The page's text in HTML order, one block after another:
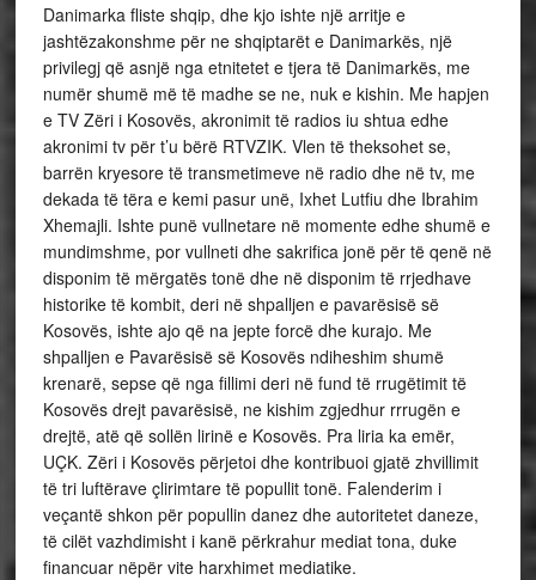
Danimarka fliste shqip, dhe kjo ishte një arritje e
jashtëzakonshme për ne shqiptarët e Danimarkës, një
privilegj që asnjë nga etnitetet e tjera të Danimarkës, me
numër shumë më të madhe se ne, nuk e kishin. Me hapjen
e TV Zëri i Kosovës, akronimit të radios iu shtua edhe
akronimi tv për t’u bërë RTVZIK. Vlen të theksohet se,
barrën kryesore të transmetimeve në radio dhe në tv, me
dekada të tëra e kemi pasur unë, Ixhet Lutfiu dhe Ibrahim
Xhemajli. Ishte punë vullnetare në momente edhe shumë e
mundimshme, por vullneti dhe sakrifica jonë për të qenë në
disponim të mërgatës tonë dhe në disponim të rrjedhave
historike të kombit, deri në shpalljen e pavarësisë së
Kosovës, ishte ajo që na jepte forcë dhe kurajo. Me
shpalljen e Pavarësisë së Kosovës ndiheshim shumë
krenarë, sepse që nga fillimi deri në fund të rrugëtimit të
Kosovës drejt pavarësisë, ne kishim zgjedhur rrrugën e
drejtë, atë që sollën lirinë e Kosovës. Pra liria ka emër,
UÇK. Zëri i Kosovës përjetoi dhe kontribuoi gjatë zhvillimit
të tri luftërave çlirimtare të popullit tonë. Falenderim i
veçantë shkon për popullin danez dhe autoritetet daneze,
të cilët vazhdimisht i kanë përkrahur mediat tona, duke
financuar nëpër vite harxhimet mediatike.